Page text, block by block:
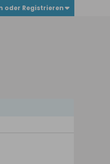
oder Registrieren